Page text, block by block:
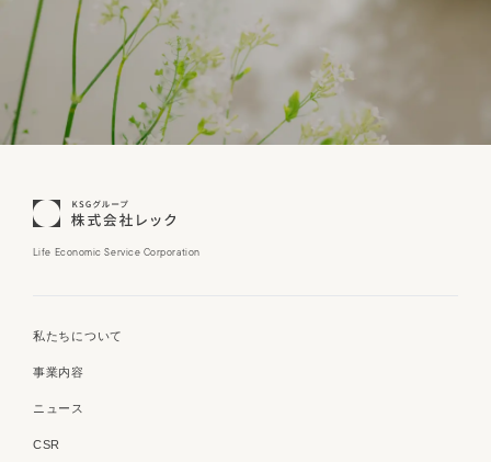
Life Economic Service Corporation
私たちについて
事業内容
ニュース
CSR